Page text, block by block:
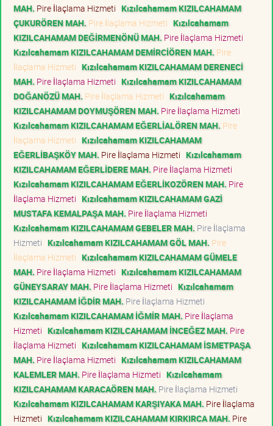
MAH. Pire İlaçlama Hizmeti Kızılcahamam KIZILCAHAMAM
ÇUKURÖREN MAH. Pire İlaçlama Hizmeti Kızılcahamam
KIZILCAHAMAM DEĞİRMENÖNÜ MAH. Pire İlaçlama Hizmeti
Kızılcahamam KIZILCAHAMAM DEMİRCİÖREN MAH. Pire
İlaçlama Hizmeti Kızılcahamam KIZILCAHAMAM DERENECİ
MAH. Pire İlaçlama Hizmeti Kızılcahamam KIZILCAHAMAM
DOĞANÖZÜ MAH. Pire İlaçlama Hizmeti Kızılcahamam
KIZILCAHAMAM DOYMUŞÖREN MAH. Pire İlaçlama Hizmeti
Kızılcahamam KIZILCAHAMAM EĞERLİALÖREN MAH. Pire
İlaçlama Hizmeti Kızılcahamam KIZILCAHAMAM
EĞERLİBAŞKÖY MAH. Pire İlaçlama Hizmeti Kızılcahamam
KIZILCAHAMAM EĞERLİDERE MAH. Pire İlaçlama Hizmeti
Kızılcahamam KIZILCAHAMAM EĞERLİKOZÖREN MAH. Pire
İlaçlama Hizmeti Kızılcahamam KIZILCAHAMAM GAZİ
MUSTAFA KEMALPAŞA MAH. Pire İlaçlama Hizmeti
Kızılcahamam KIZILCAHAMAM GEBELER MAH. Pire İlaçlama
Hizmeti Kızılcahamam KIZILCAHAMAM GÖL MAH. Pire
İlaçlama Hizmeti Kızılcahamam KIZILCAHAMAM GÜMELE
MAH. Pire İlaçlama Hizmeti Kızılcahamam KIZILCAHAMAM
GÜNEYSARAY MAH. Pire İlaçlama Hizmeti Kızılcahamam
KIZILCAHAMAM İĞDİR MAH. Pire İlaçlama Hizmeti
Kızılcahamam KIZILCAHAMAM İĞMİR MAH. Pire İlaçlama
Hizmeti Kızılcahamam KIZILCAHAMAM İNCEĞEZ MAH. Pire
İlaçlama Hizmeti Kızılcahamam KIZILCAHAMAM İSMETPAŞA
MAH. Pire İlaçlama Hizmeti Kızılcahamam KIZILCAHAMAM
KALEMLER MAH. Pire İlaçlama Hizmeti Kızılcahamam
KIZILCAHAMAM KARACAÖREN MAH. Pire İlaçlama Hizmeti
Kızılcahamam KIZILCAHAMAM KARŞIYAKA MAH. Pire İlaçlama
Hizmeti Kızılcahamam KIZILCAHAMAM KIRKIRCA MAH. Pire